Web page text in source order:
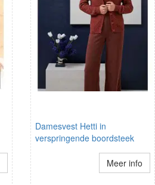
Damesvest Hetti in
verspringende boordsteek
Meer info